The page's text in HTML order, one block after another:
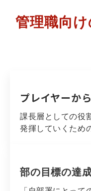
管理職向
プレイヤーか
課長層としての役
発揮していくため
部の目標の達